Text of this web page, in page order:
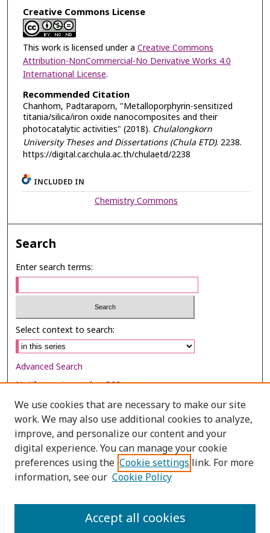
Creative Commons License
This work is licensed under a Creative Commons
Attribution-NonCommercial-No Derivative Works 4.0
International License.
Recommended Citation
Chanhom, Padtaraporn, "Metalloporphyrin-sensitized
titania/silica/iron oxide nanocomposites and their
photocatalytic activities" (2018). Chulalongkorn
University Theses and Dissertations (Chula ETD). 2238.
https://digital.car.chula.ac.th/chulaetd/2238
INCLUDED IN
Chemistry Commons
Search
Enter search terms:
Select context to search:
Advanced Search
Notify me via email orRSS
Browse
Collections
Disciplines
Authors
We use cookies that are necessary to make our site
work. We may also use additional cookies to analyze,
improve, and personalize our content and your
digital experience. You can manage your cookie
preferences using the Cookie settings link. For more
information, see our Cookie Policy
Accept all cookies